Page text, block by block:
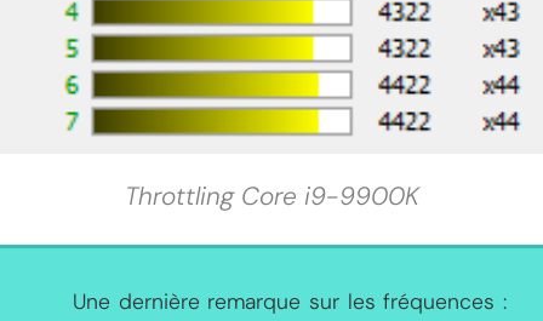
Throttling Core i9-9900K
Une dernière remarque sur les fréquences :